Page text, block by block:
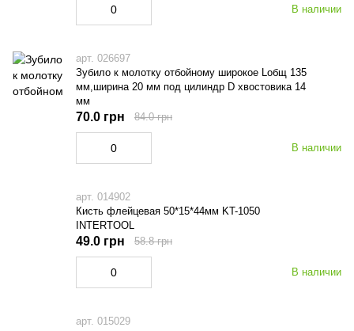
В наличии
арт. 026697
Зубило к молотку отбойному широкое Lобщ 135
мм,ширина 20 мм под цилиндр D хвостовика 14
мм
В наличии
70.0 грн 84.0 грн
арт. 014902
Кисть флейцевая 50*15*44мм KT-1050
INTERTOOL
В наличии
49.0 грн 58.8 грн
арт. 015029